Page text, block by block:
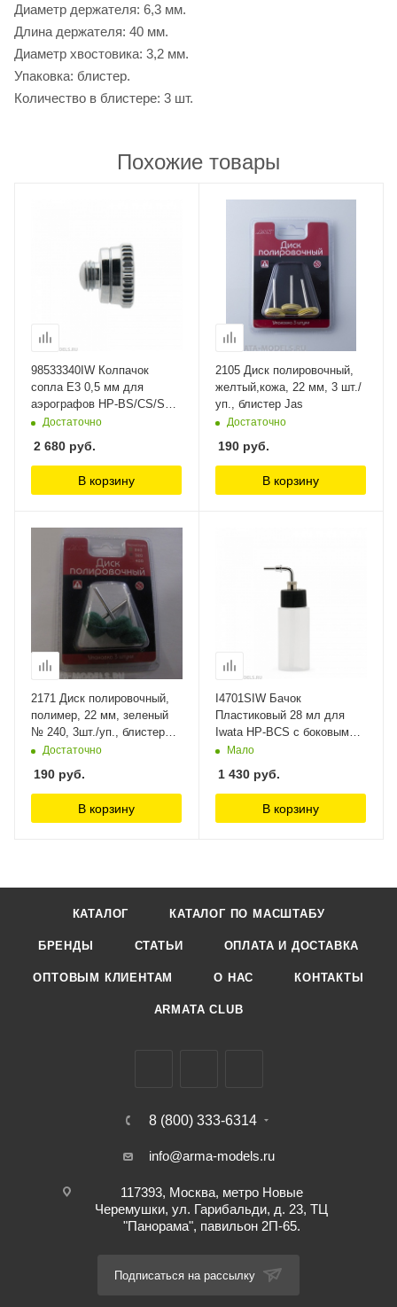
Диаметр держателя: 6,3 мм.
Длина держателя: 40 мм.
Диаметр хвостовика: 3,2 мм.
Упаковка: блистер.
Количество в блистере: 3 шт.
Похожие товары
98533340IW Колпачок
сопла E3 0,5 мм для
аэрографов HP-BS/CS/SBS
(I 602 2) Anest Iwata
Достаточно
2 680 руб.
В корзину
2105 Диск полировочный,
желтый,кожа, 22 мм, 3 шт./
уп., блистер Jas
Достаточно
190 руб.
В корзину
2171 Диск полировочный,
полимер, 22 мм, зеленый
№ 240, 3шт./уп., блистер
JasДостаточно
190 руб.
В корзину
I4701SIW Бачок
Пластиковый 28 мл для
Iwata HP-BCS с боковым
металлическим
шт Anest Iwata
Мало
1 430 руб.
В корзину
КАТАЛОГ КАТАЛОГ ПО МАСШТАБУ
БРЕНДЫ СТАТЬИ ОПЛАТА И ДОСТАВКА
ОПТОВЫМ КЛИЕНТАМ О НАС КОНТАКТЫ
ARMATA CLUB
8 (800) 333-6314
info@arma-models.ru
117393, Москва, метро Новые
Черемушки, ул. Гарибальди, д. 23, ТЦ
"Панорама", павильон 2П-65.
Подписаться на рассылку